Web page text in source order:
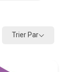
Trier Par